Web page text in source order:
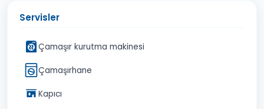
Servisler
Çamaşır kurutma makinesi
Çamaşırhane
Kapıcı